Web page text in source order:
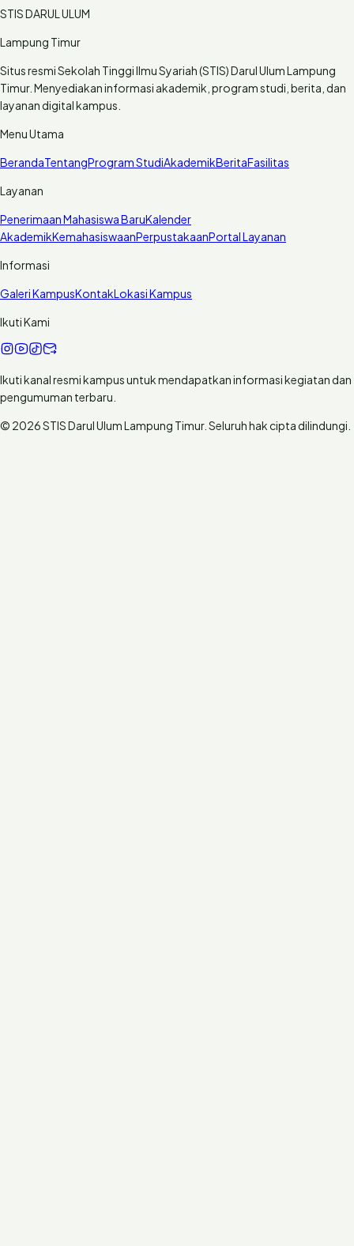
STIS DARUL ULUM
Lampung Timur
Situs resmi Sekolah Tinggi Ilmu Syariah (STIS) Darul Ulum Lampung
Timur. Menyediakan informasi akademik, program studi, berita, dan
layanan digital kampus.
Menu Utama
BerandaTentangProgram StudiAkademikBeritaFasilitas
Layanan
Penerimaan Mahasiswa BaruKalender
AkademikKemahasiswaanPerpustakaanPortal Layanan
Informasi
Galeri KampusKontakLokasi Kampus
Ikuti Kami
Ikuti kanal resmi kampus untuk mendapatkan informasi kegiatan dan
pengumuman terbaru.
© 2026 STIS Darul Ulum Lampung Timur. Seluruh hak cipta dilindungi.